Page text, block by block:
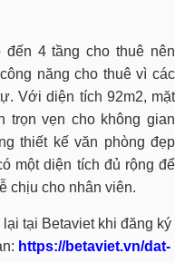
4 tầng cho thuê nên
năng cho thuê vì các
Với diện tích 92m2, mặt
trọn vẹn cho không gian
thiết kế văn phòng đẹp
một diện tích đủ rộng để
chịu cho nhân viên.
tại Betaviet khi đăng ký
https://betaviet.vn/dat-